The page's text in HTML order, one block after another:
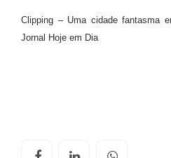
Clipping – Uma cidade fantasma
Jornal Hoje em Dia